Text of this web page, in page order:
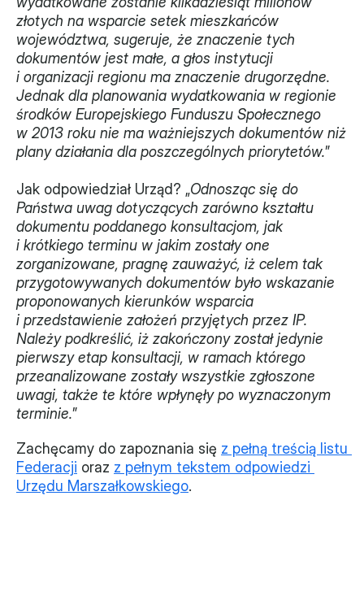
Forum Dobrego Prawa
Certyfikujemy
Certyfikat
Edycja 2024
Laureaci
złotych na wsparcie setek mieszkańców
województwa, sugeruje, że znaczenie tych
dokumentów jest małe, a głos instytucji
i organizacji regionu ma znaczenie drugorzędne.
Jednak dla planowania wydatkowania w regionie
środków Europejskiego Funduszu Społecznego
w 2013 roku nie ma ważniejszych dokumentów niż
plany działania dla poszczególnych priorytetów.”
Jak odpowiedział Urząd? „Odnosząc się do
Państwa uwag dotyczących zarówno kształtu
dokumentu poddanego konsultacjom, jak
i krótkiego terminu w jakim zostały one
zorganizowane, pragnę zauważyć, iż celem tak
przygotowywanych dokumentów było wskazanie
proponowanych kierunków wsparcia
i przedstawienie założeń przyjętych przez IP.
Należy podkreślić, iż zakończony został jedynie
pierwszy etap konsultacji, w ramach którego
przeanalizowane zostały wszystkie zgłoszone
uwagi, także te które wpłynęły po wyznaczonym
terminie.”
Zachęcamy do zapoznania się z pełną treścią listu
Federacji oraz z pełnym tekstem odpowiedzi
Urzędu Marszałkowskiego.